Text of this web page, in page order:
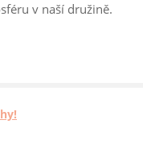
v naší družině.